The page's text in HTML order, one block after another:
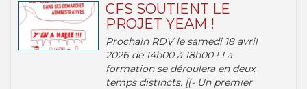
CFS SOUTIENT LE
PROJET YEAM !
Prochain RDV le samedi 18 avril
2026 de 14h00 à 18h00 ! La
formation se déroulera en deux
temps distincts. [(- Un premier